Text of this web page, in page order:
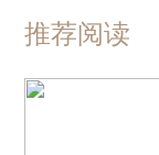
推荐阅读